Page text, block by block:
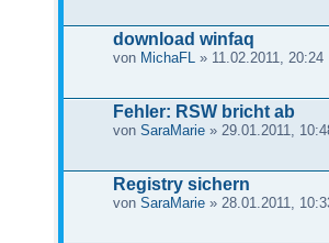
download winfaq
von MichaFL» 11.02.2011, 20:24
Fehler: RSW bricht ab
von SaraMarie» 29.01.2011,
Registry sichern
von SaraMarie» 28.01.2011,